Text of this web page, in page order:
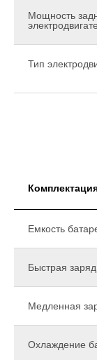
Мощность
Тип
Емкость
Быстрая
Медленная
Охлаждение